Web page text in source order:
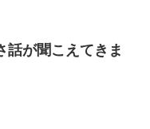
話が聞こえてきま